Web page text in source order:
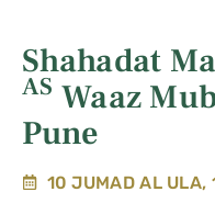
Shahadat
AS Waaz
Pune
10 JUMAD AL ULA,